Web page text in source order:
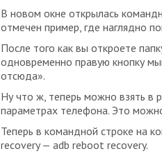
В новом окне открылась
отмечен пример, где наглядно
После того как вы откроете
одновременно правую кнопку
отсюда».
Ну что ж, теперь можно взять в
параметрах телефона. Это
Теперь в командной строке на
recovery — adb reboot recovery.